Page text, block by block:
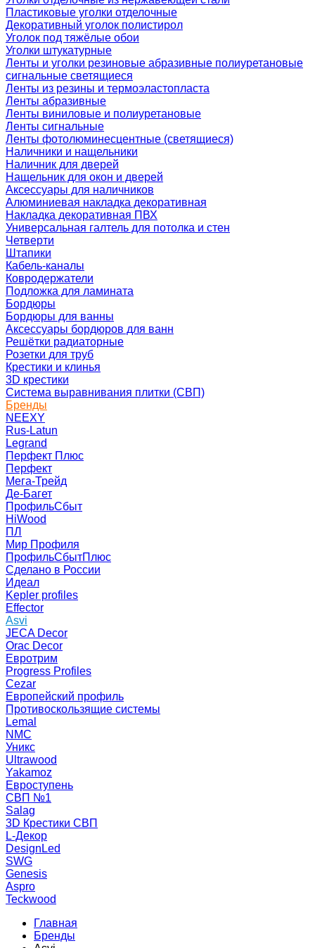
Пластиковые уголки отделочные
Декоративный уголок полистирол
Уголок под тяжёлые обои
Уголки штукатурные
Ленты и уголки резиновые абразивные полиуретановые
сигнальные светящиеся
Ленты из резины и термоэластопласта
Ленты абразивные
Ленты виниловые и полиуретановые
Ленты сигнальные
Ленты фотолюминесцентные (светящиеся)
Наличники и нащельники
Наличник для дверей
Нащельник для окон и дверей
Аксессуары для наличников
Алюминиевая накладка декоративная
Накладка декоративная ПВХ
Универсальная галтель для потолка и стен
Четверти
Штапики
Кабель-каналы
Ковродержатели
Подложка для ламината
Бордюры
Бордюры для ванны
Аксессуары бордюров для ванн
Решётки радиаторные
Розетки для труб
Крестики и клинья
3D крестики
Система выравнивания плитки (СВП)
Бренды
NEEXY
Rus-Latun
Legrand
Перфект Плюс
Перфект
Мега-Трейд
Де-Багет
ПрофильСбыт
HiWood
ПЛ
Мир Профиля
ПрофильСбытПлюс
Сделано в России
Идеал
Kepler profiles
Effector
Asvi
JECA Decor
Orac Decor
Евротрим
Progress Profiles
Cezar
Европейский профиль
Противоскользящие системы
Lemal
NMC
Уникс
Ultrawood
Yakamoz
Евроступень
СВП №1
Salag
3D Крестики СВП
L-Декор
DesignLed
SWG
Genesis
Aspro
Teckwood
Главная
Бренды